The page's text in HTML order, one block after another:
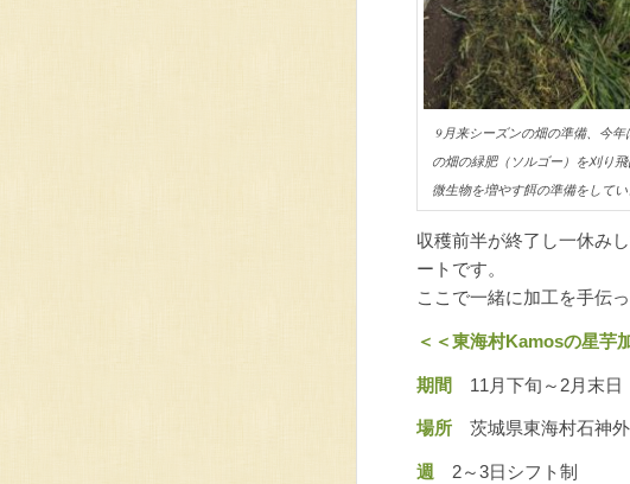
9月来シーズンの畑の準備、今年
の畑の緑肥（ソルゴー）を刈り
微生物を増やす餌の準備をしてい
収穫前半が終了し一休み
ートです。
ここで一緒に加工を手伝
＜＜東海村Kamosの星芋
期間 11月下旬～2月末日
場所 茨城県東海村石神
週 2～3日シフト制